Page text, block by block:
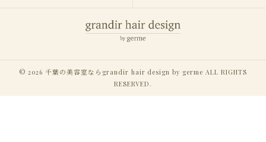
© 2026 千葉の美容室ならgrandir hair design by germe ALL RIGHTS
RESERVED.